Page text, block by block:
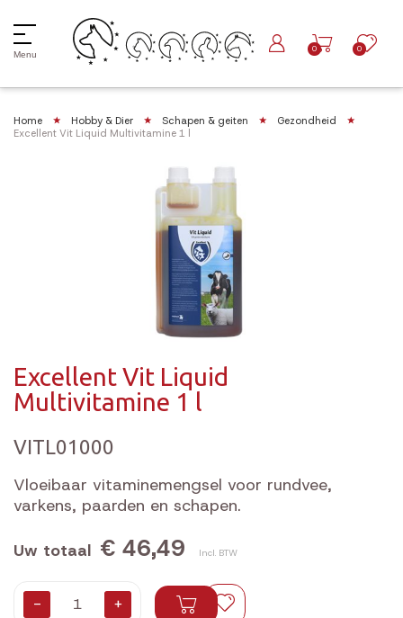
Menu
0 0
Home Hobby & Dier Schapen & geiten
Gezondheid
Excellent Vit Liquid Multivitamine 1 l
Excellent Vit Liquid
Multivitamine 1 l
VITL01000
Vloeibaar vitaminemengsel voor rundvee,
varkens, paarden en schapen.
Uw totaal € 46,49 Incl. BTW
- +